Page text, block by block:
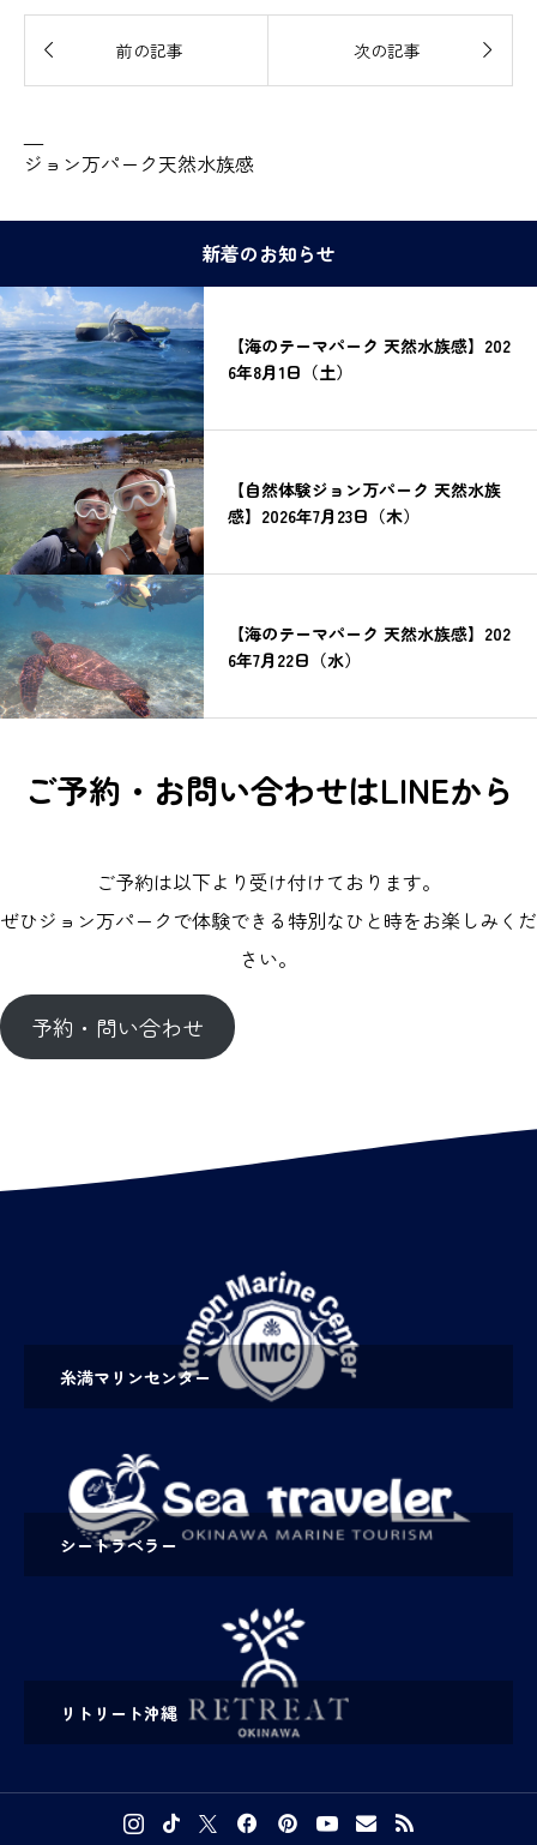
 前の記事 次の記事 
—
ジョン万パーク天然水族感
新着のお知らせ
【海のテーマパーク 天然水族感】202
6年8月1日（土）
【自然体験ジョン万パーク 天然水族
感】2026年7月23日（木）
【海のテーマパーク 天然水族感】202
6年7月22日（水）
ご予約・お問い合わせはLINEから
ご予約は以下より受け付けております。
ぜひジョン万パークで体験できる特別なひと時をお楽しみくだ
さい。
予約・問い合わせ
糸満マリンセンター
シートラベラー
リトリート沖縄